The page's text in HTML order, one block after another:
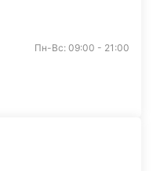
Пн-Вс: 09:00 - 21:00